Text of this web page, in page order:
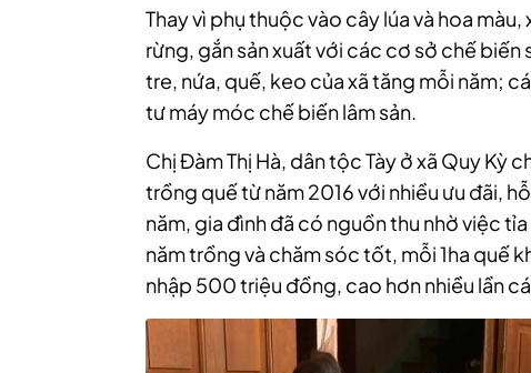
Thay vì phụ thuộc vào cây lúa và hoa
rừng, gắn sản xuất với các cơ sở chế biến
tre, nứa, quế, keo của xã tăng mỗi năm;
tư máy móc chế biến lâm sản.
Chị Đàm Thị Hà, dân tộc Tày ở xã Quy Kỳ
trồng quế từ năm 2016 với nhiều ưu đãi,
năm, gia đình đã có nguồn thu nhờ việc
năm trồng và chăm sóc tốt, mỗi 1ha quế
nhập 500 triệu đồng, cao hơn nhiều lần